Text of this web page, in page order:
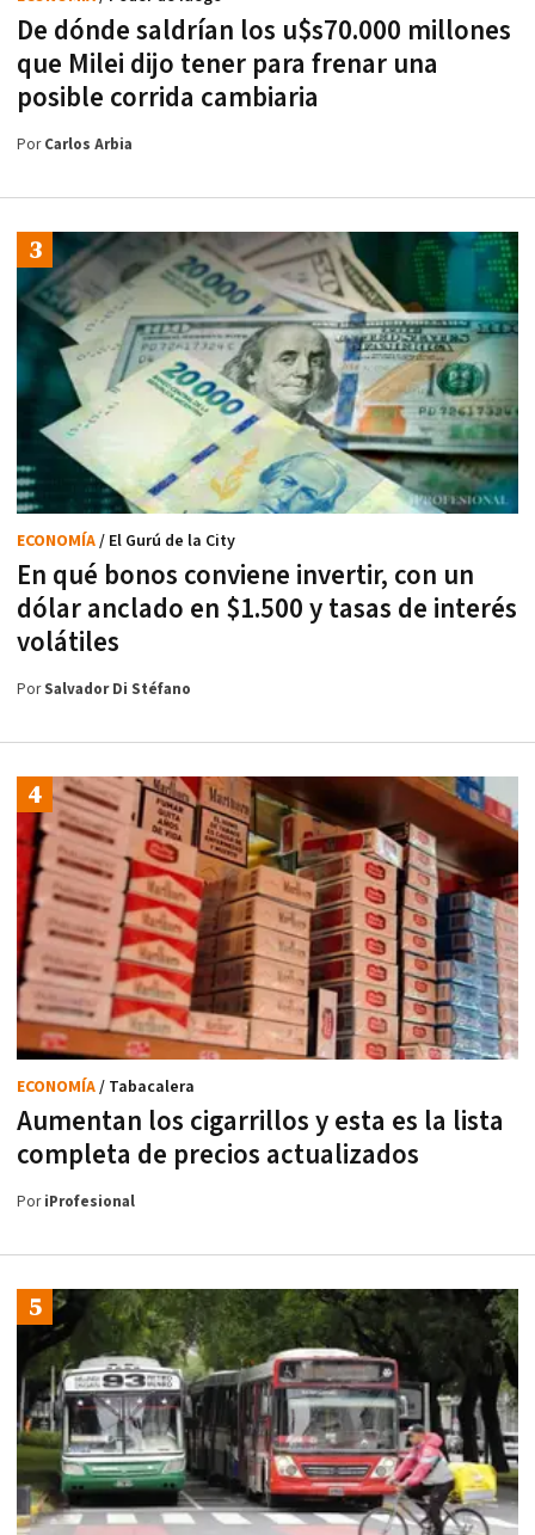
De dónde saldrían los u$s70.000 millones
que Milei dijo tener para frenar una
posible corrida cambiaria
PorCarlos Arbia
En qué bonos conviene invertir, con un
dólar anclado en $1.500 y tasas de interés
volátiles
ECONOMÍA/ El Gurú de la City
PorSalvador Di Stéfano
Aumentan los cigarrillos y esta es la lista
completa de precios actualizados
ECONOMÍA/ Tabacalera
PoriProfesional